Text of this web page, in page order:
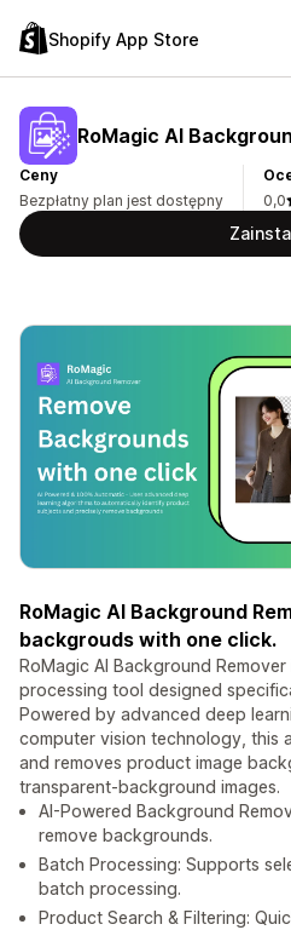
Shopify App Store
RoMagic AI
Ceny
Bezpłatny plan jest dostępny
0,0
RoMagic AI Background
backgrouds with one click.
RoMagic AI Background
processing tool designed
Powered by advanced deep
computer vision technology, this
and removes product image
transparent-background images.
AI-Powered Background
remove backgrounds.
Batch Processing: Supports
batch processing.
Product Search & Filtering: